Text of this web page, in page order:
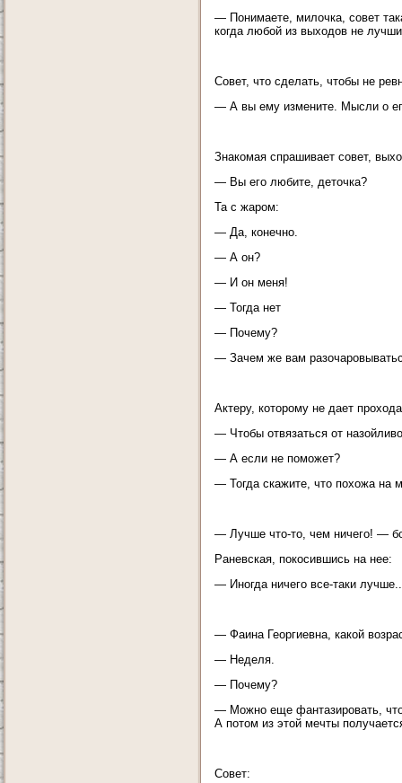
— Понимаете, милочка, совет
когда любой из выходов не
Совет, что сделать, чтобы не
— А вы ему измените. Мысли о
Знакомая спрашивает совет,
— Вы его любите, деточка?
Та с жаром:
— Да, конечно.
— А он?
— И он меня!
— Тогда нет
— Почему?
— Зачем же вам
Актеру, которому не дает
— Чтобы отвязаться от
— А если не поможет?
— Тогда скажите, что похожа на
— Лучше что-то, чем ничего! —
Раневская, покосившись на нее:
— Иногда ничего все-таки
— Фаина Георгиевна, какой
— Неделя.
— Почему?
— Можно еще фантазировать,
А потом из этой мечты
Совет: